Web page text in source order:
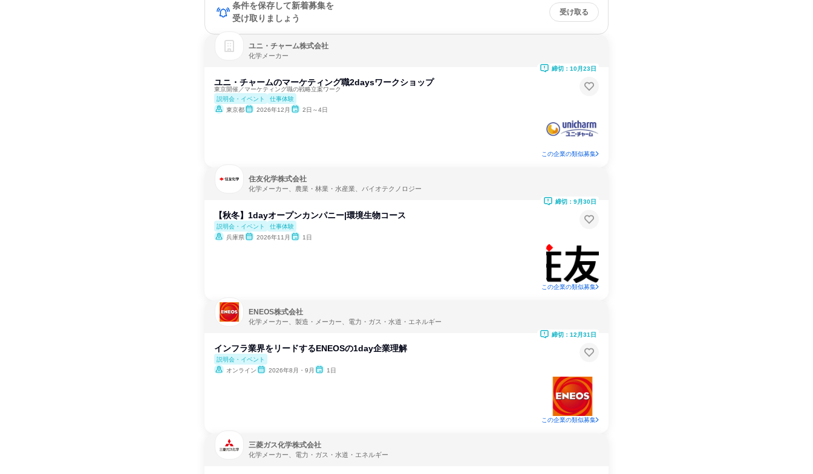
条件を保存して新着募集を
受け取りましょう
受け取る
ユニ・チャーム株式会社
化学メーカー
ユニ・チャームのマーケティング職2daysワークショップ
東京開催／マーケティング職の戦略立案ワーク
説明会・イベント
仕事体験
東京都
2026年12月 2日～4日
締切：10月23日
この企業の類似募集
住友化学株式会社
化学メーカー、農業・林業・水産業、バイオテクノロジー
【秋冬】1dayオープンカンパニー|環境生物コース
説明会・イベント
仕事体験
兵庫県
2026年11月 1日
締切：9月30日
この企業の類似募集
ENEOS株式会社
化学メーカー、製造・メーカー、電力・ガス・水道・エネルギー
インフラ業界をリードするENEOSの1day企業理解
説明会・イベント
オンライン
2026年8月・9月 1日
締切：12月31日
この企業の類似募集
三菱ガス化学株式会社
化学メーカー、電力・ガス・水道・エネルギー